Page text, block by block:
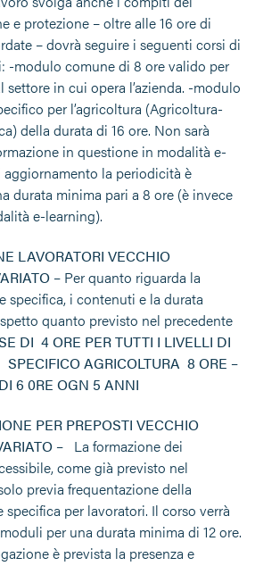
e protezione – oltre alle 16 ore di
– dovrà seguire i seguenti corsi di
-modulo comune di 8 ore valido per
in cui opera l’azienda. -modulo
per l’agricoltura (Agricoltura-
della durata di 16 ore. Non sarà
in questione in modalità e-
la periodicità è
durata minima pari a 8 ore (è invece
e-learning).
LAVORATORI VECCHIO
– Per quanto riguarda la
specifica, i contenuti e la durata
quanto previsto nel precedente
DI 4 ORE PER TUTTI I LIVELLI DI
AGRICOLTURA 8 ORE –
6 0RE OGN 5 ANNI
PER PREPOSTI VECCHIO
– La formazione dei
come già previsto nel
previa frequentazione della
specifica per lavoratori. Il corso verrà
per una durata minima di 12 ore.
è prevista la presenza e